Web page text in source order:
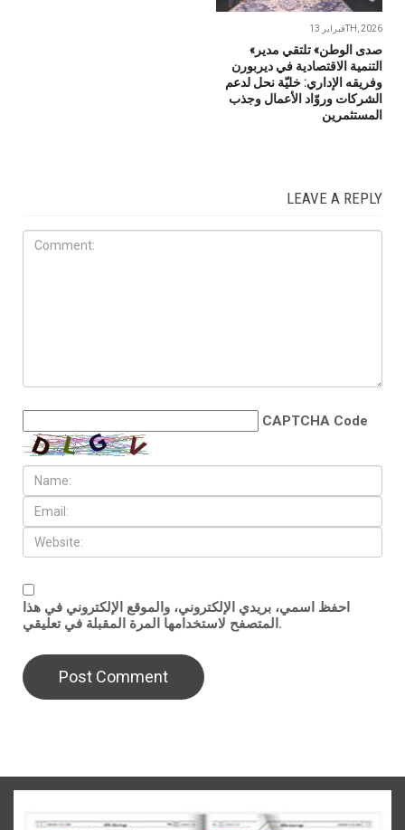
فبراير 13TH, 2026
«صدى الوطن» تلتقي مدير
التنمية الاقتصادية في ديربورن
وفريقه الإداري: خليّة نحل لدعم
الشركات وروّاد الأعمال وجذب
المستثمرين
LEAVE A REPLY
CAPTCHA Code
احفظ اسمي، بريدي الإلكتروني، والموقع الإلكتروني في هذا
المتصفح لاستخدامها المرة المقبلة في تعليقي.